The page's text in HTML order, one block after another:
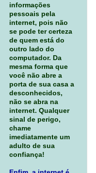
informações
pessoais pela
internet, pois não
se pode ter certeza
de quem está do
outro lado do
computador. Da
mesma forma que
você não abre a
porta de sua casa a
desconhecidos,
não se abra na
internet. Qualquer
sinal de perigo,
chame
imediatamente um
adulto de sua
confiança!